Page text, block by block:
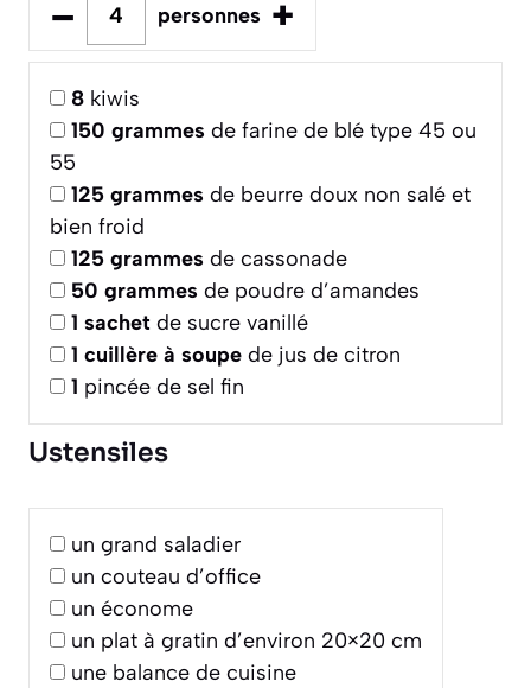
– personnes +
8 kiwis
150 grammes de farine de blé type 45 ou
55
125 grammes de beurre doux non salé et
bien froid
125 grammes de cassonade
50 grammes de poudre d’amandes
1 sachet de sucre vanillé
1 cuillère à soupe de jus de citron
1 pincée de sel fin
Ustensiles
un grand saladier
un couteau d’office
un économe
un plat à gratin d’environ 20×20 cm
une balance de cuisine